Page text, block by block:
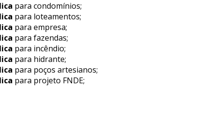
para condomínios;
para loteamentos;
para empresa;
para fazendas;
para incêndio;
para hidrante;
para poços artesianos;
para projeto FNDE;